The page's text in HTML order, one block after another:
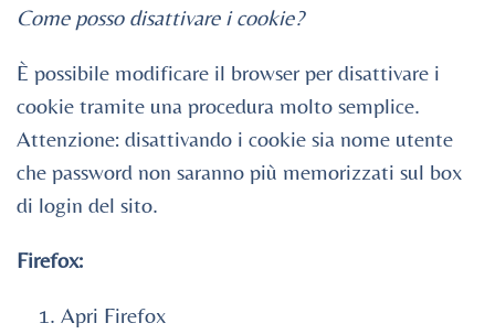
Come posso disattivare i cookie?
È possibile modificare il browser per disattivare i
cookie tramite una procedura molto semplice.
Attenzione: disattivando i cookie sia nome utente
che password non saranno più memorizzati sul box
di login del sito.
Firefox:
Apri Firefox